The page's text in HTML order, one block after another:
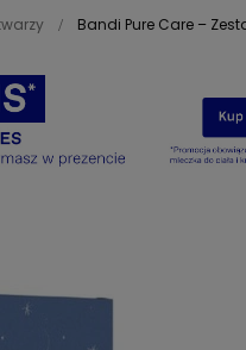
Bandi Pure Care –